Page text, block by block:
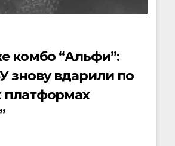
комбо “Альфи”:
знову вдарили по
платформах